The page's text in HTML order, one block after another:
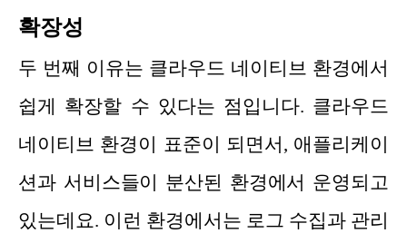
확장성
두 번째 이유는 클라우드 네이티브 환경에서
쉽게 확장할 수 있다는 점입니다. 클라우드
네이티브 환경이 표준이 되면서, 애플리케이
션과 서비스들이 분산된 환경에서 운영되고
있는데요. 이런 환경에서는 로그 수집과 관리